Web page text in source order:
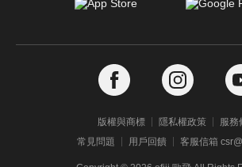
版權與商標 隱私權政策
服務
常見問題
用戶回饋 客服信箱